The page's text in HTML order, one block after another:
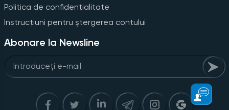
Politica de confidențialitate
Instrucțiuni pentru ștergerea contului
Abonare la Newsline